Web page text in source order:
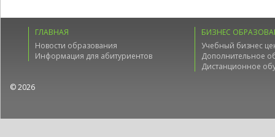
ГЛАВНАЯ
Новости образования
Информация для абитуриентов
БИЗНЕС
Учебный бизнес
Дополнительное
Дистанционное
© 2026